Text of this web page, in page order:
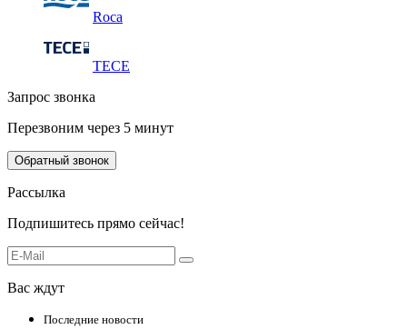
Roca
TECE
Запрос звонка
Перезвоним через 5 минут
Обратный звонок
Рассылка
Подпишитесь прямо сейчас!
Вас ждут
Последние новости